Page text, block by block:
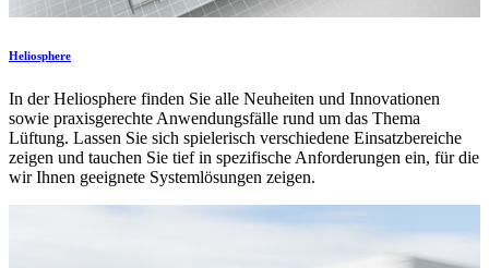
Heliosphere
In der Heliosphere finden Sie alle Neuheiten und Innovationen
sowie praxisgerechte Anwendungsfälle rund um das Thema
Lüftung. Lassen Sie sich spielerisch verschiedene Einsatzbereiche
zeigen und tauchen Sie tief in spezifische Anforderungen ein, für die
wir Ihnen geeignete Systemlösungen zeigen.